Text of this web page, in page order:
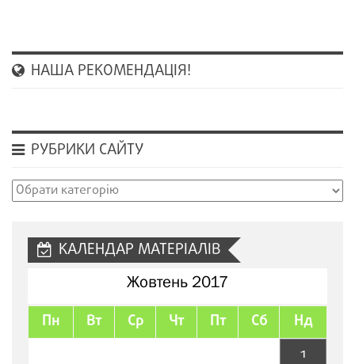
НАША РЕКОМЕНДАЦІЯ!
РУБРИКИ САЙТУ
Рубрики
КАЛЕНДАР МАТЕРІАЛІВ
Жовтень 2017
Пн Вт Ср Чт Пт Сб Нд
1